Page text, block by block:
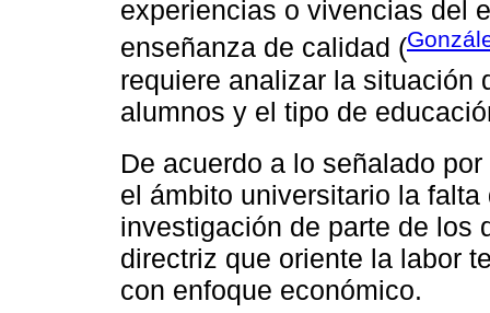
experiencias o vivencias del
enseñanza de calidad (
requiere analizar la situación
alumnos y el tipo de
De acuerdo a lo señalado por
el ámbito universitario la
investigación de parte de los
directriz que oriente la labor
con enfoque económico.